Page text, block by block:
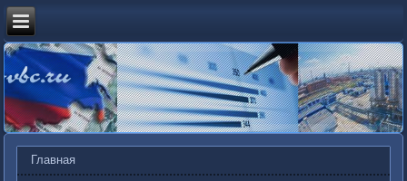
Главная